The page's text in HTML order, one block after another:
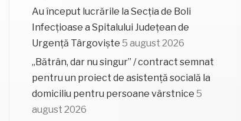
Au început lucrările la Secția de Boli
Infecțioase a Spitalului Județean de
Urgență Târgoviște 5 august 2026
„Bătrân, dar nu singur” / contract semnat
pentru un proiect de asistență socială la
domiciliu pentru persoane vârstnice 5
august 2026